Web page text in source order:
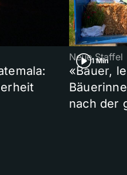
1 Min
Neue Staffel
«Bauer,
nach der